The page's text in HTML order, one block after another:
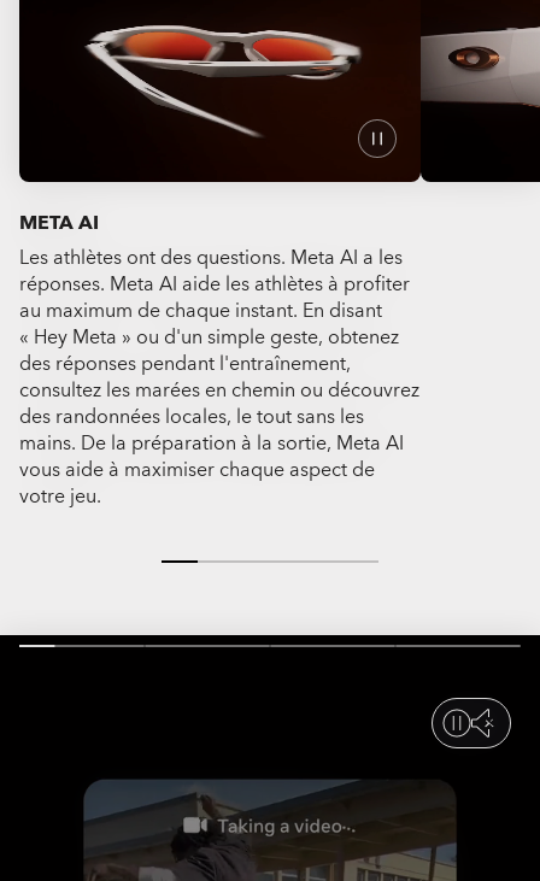
META AI
Les athlètes ont des questions. Meta AI a les
réponses. Meta AI aide les athlètes à profiter
au maximum de chaque instant. En disant
« Hey Meta » ou d'un simple geste, obtenez
des réponses pendant l'entraînement,
consultez les marées en chemin ou découvrez
des randonnées locales, le tout sans les
mains. De la préparation à la sortie, Meta AI
vous aide à maximiser chaque aspect de
votre jeu.